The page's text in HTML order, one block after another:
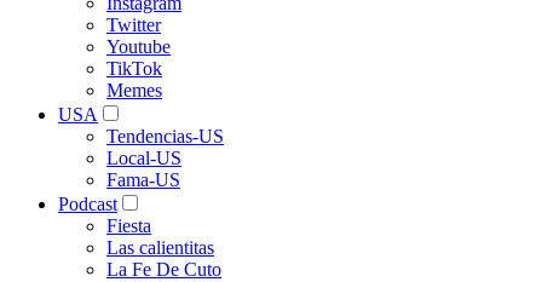
Twitter
Youtube
TikTok
Memes
USA
Tendencias-US
Local-US
Fama-US
Podcast
Fiesta
Las calientitas
La Fe De Cuto